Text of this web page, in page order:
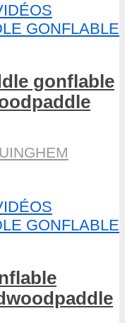
GONFLABLE
gonflable
GONFLABLE